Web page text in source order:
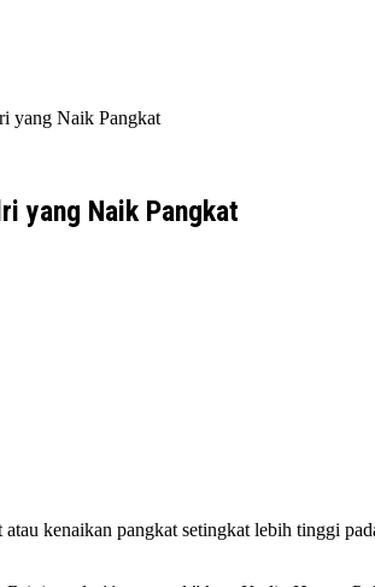
yang Naik Pangkat
yang Naik Pangkat
kenaikan pangkat setingkat lebih tinggi